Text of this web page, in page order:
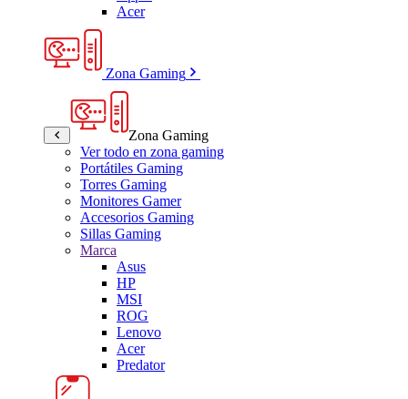
Acer
Zona Gaming
Zona Gaming
Ver todo en zona gaming
Portátiles Gaming
Torres Gaming
Monitores Gamer
Accesorios Gaming
Sillas Gaming
Marca
Asus
HP
MSI
ROG
Lenovo
Acer
Predator